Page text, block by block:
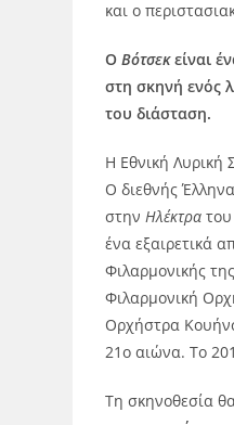
και ο
ΟΒότσεκείναι
στη σκηνή ενός
του διάσταση.
Η Εθνική
Ο διεθνής
στηνΗλέκτρα
ένα εξαιρετικά
Φιλαρμονικής
Φιλαρμονική
Ορχήστρα
21ο αιώνα. Το
Τη σκηνοθεσία